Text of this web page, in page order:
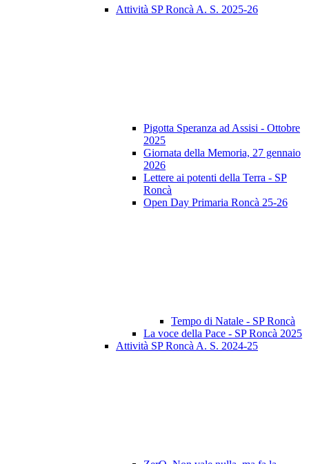
Attività SP Roncà A. S. 2025-26
Pigotta Speranza ad Assisi - Ottobre
2025
Giornata della Memoria, 27 gennaio
2026
Lettere ai potenti della Terra - SP
Roncà
Open Day Primaria Roncà 25-26
Tempo di Natale - SP Roncà
La voce della Pace - SP Roncà 2025
Attività SP Roncà A. S. 2024-25